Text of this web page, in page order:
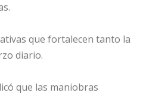
que fortalecen tanto la
diario.
que las maniobras